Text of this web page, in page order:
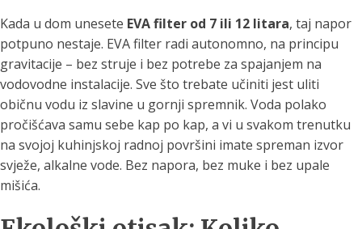
Kada u dom unesete EVA filter od 7 ili 12 litara, taj napor
potpuno nestaje. EVA filter radi autonomno, na principu
gravitacije – bez struje i bez potrebe za spajanjem na
vodovodne instalacije. Sve što trebate učiniti jest uliti
običnu vodu iz slavine u gornji spremnik. Voda polako
pročišćava samu sebe kap po kap, a vi u svakom trenutku
na svojoj kuhinjskoj radnoj površini imate spreman izvor
svježe, alkalne vode. Bez napora, bez muke i bez upale
mišića.